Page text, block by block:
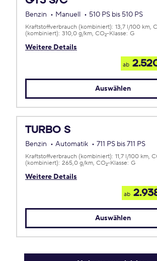
Benzin Manuell 510 PS bis 510 PS
Weitere Details
Kraftstoffverbrauch (kombiniert): 13,7 l/100 km
(kombiniert): 310,0 g/km CO2-Klasse: G
ab
Auswählen
TURBO S
Benzin Automatik 711 PS bis 711 PS
Weitere Details
Kraftstoffverbrauch (kombiniert): 11,7 l/100 km
(kombiniert): 265,0 g/km CO2-Klasse: G
ab
Auswählen